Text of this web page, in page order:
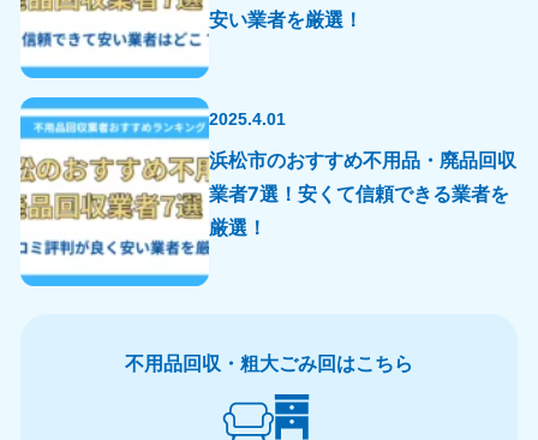
安い業者を厳選！
2025.4.01
浜松市のおすすめ不用品・廃品回収
業者7選！安くて信頼できる業者を
厳選！
不用品回収・粗大ごみ回はこちら